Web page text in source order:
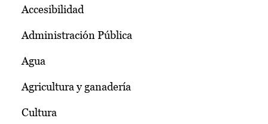
Accesibilidad
Administración Pública
Agua
Agricultura y ganadería
Cultura